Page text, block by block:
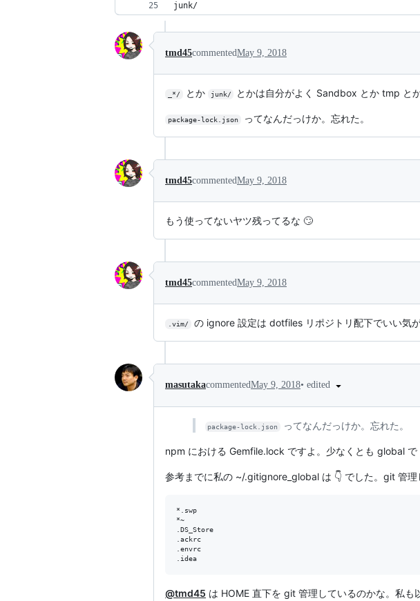
junk/
tmd45commentedMay 9, 2018
_*/ とか junk/ とかは自分がよく Sandbox とか tmp と
package-lock.json ってなんだっけか。忘れた。
tmd45commentedMay 9, 2018
もう使ってないヤツ残ってるな 🙄
tmd45commentedMay 9, 2018
.vim/ の ignore 設定は dotfiles リポジトリ配下でいい気が
masutakacommentedMay 9, 2018• edited
package-lock.json ってなんだっけか。忘れた。
npm における Gemfile.lock ですよ。少なくとも global で
参考までに私の ~/.gitignore_global は 👇 でした。git 管理
*.swp
*~
.DS_Store
.ackrc
.envrc
@tmd45 は HOME 直下を git 管理しているのかな。私